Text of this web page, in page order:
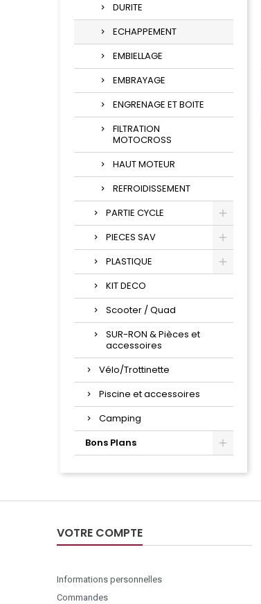
DURITE
ECHAPPEMENT
EMBIELLAGE
EMBRAYAGE
ENGRENAGE ET BOITE
FILTRATION
MOTOCROSS
HAUT MOTEUR
REFROIDISSEMENT
PARTIE CYCLE
PIECES SAV
PLASTIQUE
KIT DECO
Scooter / Quad
SUR-RON & Pièces et
accessoires
Vélo/Trottinette
Piscine et accessoires
Camping
Bons Plans
VOTRE COMPTE
Informations personnelles
Commandes